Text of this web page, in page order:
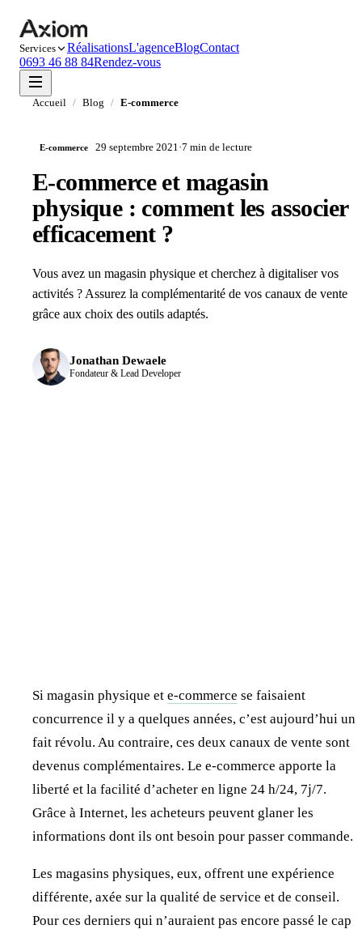
Services RéalisationsL'agenceBlogContact
0693 46 88 84Rendez-vous
Accueil / Blog / E-commerce
E-commerce 29 septembre 2021·7 min de lecture
E-commerce et magasin
physique : comment les associer
efficacement ?
Vous avez un magasin physique et cherchez à digitaliser vos
activités ? Assurez la complémentarité de vos canaux de vente
grâce aux choix des outils adaptés.
Jonathan Dewaele
Fondateur & Lead Developer
Si magasin physique et e-commerce se faisaient
concurrence il y a quelques années, c’est aujourd’hui un
fait révolu. Au contraire, ces deux canaux de vente sont
devenus complémentaires. Le e-commerce apporte la
liberté et la facilité d’acheter en ligne 24 h/24, 7j/7.
Grâce à Internet, les acheteurs peuvent glaner les
informations dont ils ont besoin pour passer commande.
Les magasins physiques, eux, offrent une expérience
différente, axée sur la qualité de service et de conseil.
Pour ces derniers qui n’auraient pas encore passé le cap